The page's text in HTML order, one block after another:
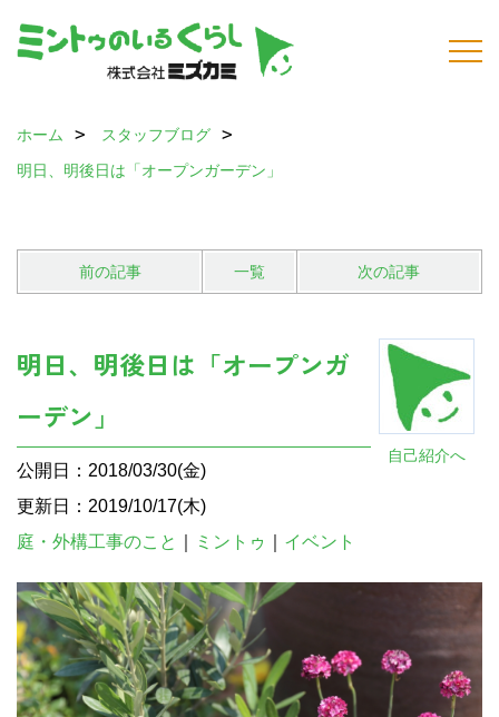
ホーム
スタッフブログ
明日、明後日は「オープンガーデン」
前の記事 一覧 次の記事
自己紹介へ
明日、明後日は「オープンガ
ーデン」
公開日：2018/03/30(金)
更新日：2019/10/17(木)
庭・外構工事のこと
ミントゥ イベント